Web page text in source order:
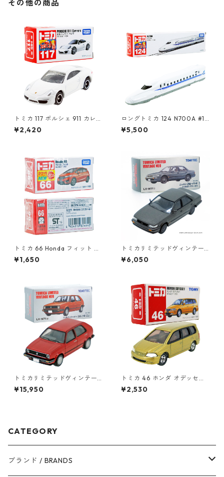
その他の商品
トミカ 117 ポルシェ 911 カレラ
#10439271
¥2,420
ロングトミカ 124 N700A #10
486213
¥5,500
トミカ 66 Honda フィット #1
0824640
¥1,650
トミカリミテッドヴィンテー
ジネオ LV-N11b ニッサン ブル
ーバード 2.0SSS アテーサX #1
¥6,050
トミカリミテッドヴィンテー
ジネオ LV-N71a フォルクスワ
ーゲン ゴルフⅡ CLi #362299
¥15,950
トミカ 46 ホンダ オデッセイ
#10543985
¥2,530
CATEGORY
ブランド / BRANDS